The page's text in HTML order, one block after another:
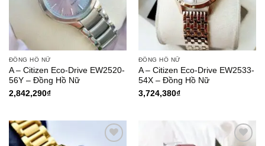
ĐỒNG HỒ NỮ
A – Citizen Eco-Drive EW2520-
56Y – Đồng Hồ Nữ
2,842,290₫
ĐỒNG HỒ NỮ
A – Citizen Eco-Drive EW2533-
54X – Đồng Hồ Nữ
3,724,380₫